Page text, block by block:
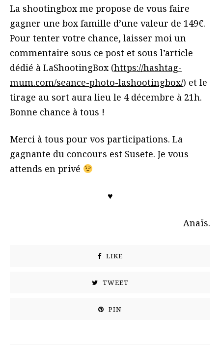
La shootingbox me propose de vous faire
gagner une box famille d’une valeur de 149€.
Pour tenter votre chance, laisser moi un
commentaire sous ce post et sous l’article
dédié à LaShootingBox (https://hashtag-
mum.com/seance-photo-lashootingbox/) et le
tirage au sort aura lieu le 4 décembre à 21h.
Bonne chance à tous !
Merci à tous pour vos participations. La
gagnante du concours est Susete. Je vous
attends en privé
♥
Anaïs.
LIKE
TWEET
PIN